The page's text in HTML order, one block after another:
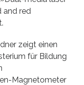
and red
zeigt einen
für Bildung
Magnetometer